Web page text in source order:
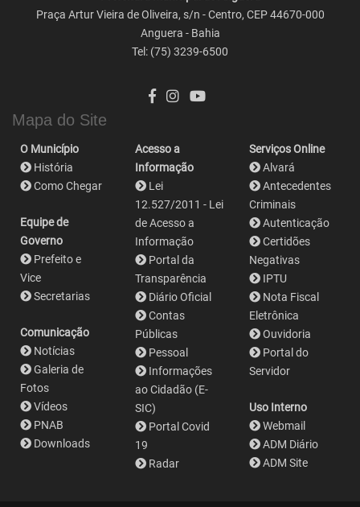
Praça Artur Vieira de Oliveira, s/n - Centro, CEP 44670-000
Anguera - Bahia
Tel: (75) 3239-6500
Mapa do Site
O Município
História
Como Chegar
Equipe de
Governo
Prefeito e
Vice
Secretarias
Comunicação
Notícias
Galeria de
Fotos
Vídeos
PNAB
Downloads
Acesso a
Informação
Lei
12.527/2011 - Lei
de Acesso a
Informação
Portal da
Transparência
Diário Oficial
Contas
Públicas
Pessoal
Informações
ao Cidadão (E-
SIC)
Portal Covid
19
Radar
Serviços Online
Alvará
Antecedentes
Criminais
Autenticação
Certidões
Negativas
IPTU
Nota Fiscal
Eletrônica
Ouvidoria
Portal do
Servidor
Uso Interno
Webmail
ADM Diário
ADM Site